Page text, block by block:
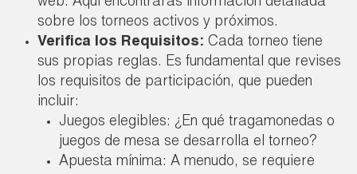
sobre los torneos activos y próximos.
Verifica los Requisitos: Cada torneo tiene
sus propias reglas. Es fundamental que revises
los requisitos de participación, que pueden
incluir:
Juegos elegibles: ¿En qué tragamonedas o
juegos de mesa se desarrolla el torneo?
Apuesta mínima: A menudo, se requiere